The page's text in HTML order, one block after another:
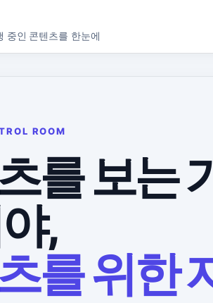
중인 콘텐츠를 한눈에
ROOM
를 보는
,
를 위한